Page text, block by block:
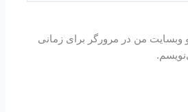
و وبسایت من در مرورگر برای زمانی